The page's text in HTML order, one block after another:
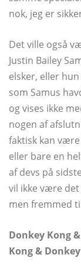
nok, jeg er
Det ville også
Justin Bailey
elsker, eller
som Samus
og vises ikke
nogen af
faktisk kan
eller bare en
af devs på
vil ikke være
men fremmed
Donkey Kong
Kong &